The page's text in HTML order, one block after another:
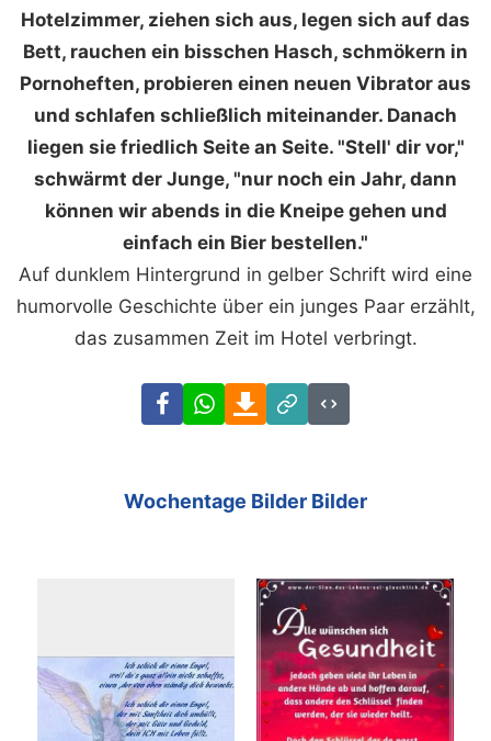
Hotelzimmer, ziehen sich aus, legen sich auf das
Bett, rauchen ein bisschen Hasch, schmökern in
Pornoheften, probieren einen neuen Vibrator aus
und schlafen schließlich miteinander. Danach
liegen sie friedlich Seite an Seite. "Stell' dir vor,"
schwärmt der Junge, "nur noch ein Jahr, dann
können wir abends in die Kneipe gehen und
einfach ein Bier bestellen."
Auf dunklem Hintergrund in gelber Schrift wird eine
humorvolle Geschichte über ein junges Paar erzählt,
das zusammen Zeit im Hotel verbringt.
FacebookWhatsAppDownload
Link
Code
Wochentage Bilder Bilder